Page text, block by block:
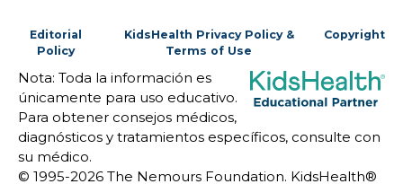
Editorial
Policy
KidsHealth Privacy Policy &
Terms of Use
Copyright
Nota: Toda la información es
únicamente para uso educativo.
Para obtener consejos médicos,
diagnósticos y tratamientos específicos, consulte con
su médico.
© 1995-2026 The Nemours Foundation. KidsHealth®